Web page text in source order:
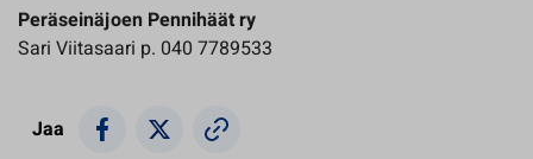
Peräseinäjoen Pennihäät ry
Sari Viitasaari p. 040 7789533
Jaa